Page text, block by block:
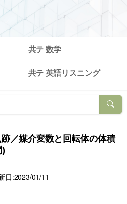
共テ 数学
共テ 英語リスニング
／媒介変数と回転体の体積
)
日:2023/01/11